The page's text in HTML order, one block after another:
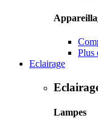
Plus
Eclairage
Lampes